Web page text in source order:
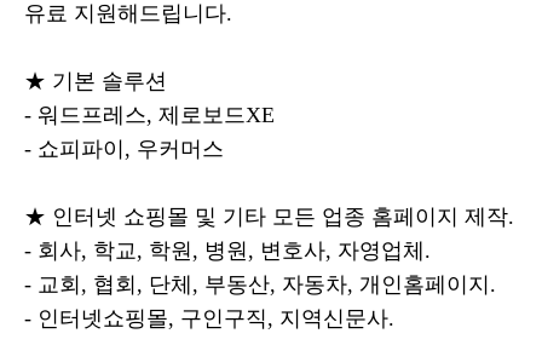
유료 지원해드립니다.
★ 기본 솔루션
- 워드프레스, 제로보드XE
- 쇼피파이, 우커머스
★ 인터넷 쇼핑몰 및 기타 모든 업종 홈페이지 제작.
- 회사, 학교, 학원, 병원, 변호사, 자영업체.
- 교회, 협회, 단체, 부동산, 자동차, 개인홈페이지.
- 인터넷쇼핑몰, 구인구직, 지역신문사.